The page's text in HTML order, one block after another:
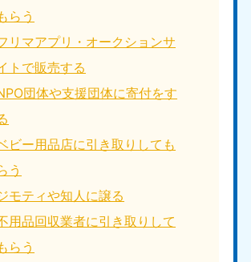
らう
リマアプリ・オークションサ
トで販売する
団体や支援団体に寄付をす
ビー用品店に引き取りしても
う
モティや知人に譲る
用品回収業者に引き取りして
らう